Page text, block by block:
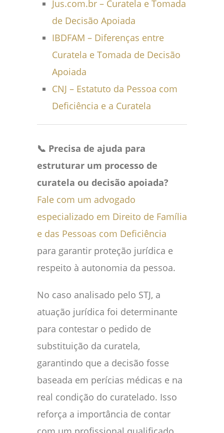
Jus.com.br – Curatela e Tomada
de Decisão Apoiada
IBDFAM – Diferenças entre
Curatela e Tomada de Decisão
Apoiada
CNJ – Estatuto da Pessoa com
Deficiência e a Curatela
📞 Precisa de ajuda para
estruturar um processo de
curatela ou decisão apoiada?
Fale com um advogado
especializado em Direito de Família
e das Pessoas com Deficiência
para garantir proteção jurídica e
respeito à autonomia da pessoa.
No caso analisado pelo STJ, a
atuação jurídica foi determinante
para contestar o pedido de
substituição da curatela,
garantindo que a decisão fosse
baseada em perícias médicas e na
real condição do curatelado. Isso
reforça a importância de contar